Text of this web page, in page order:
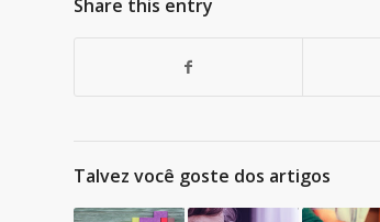
Share this entry
Talvez você goste dos artigos